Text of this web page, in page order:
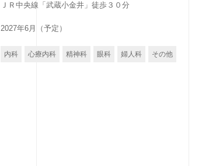
ＪＲ中央線「武蔵小金井」徒歩３０分
2027年6月（予定）
内科 心療内科 精神科 眼科 婦人科 その他